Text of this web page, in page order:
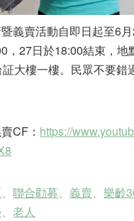
義賣活動自即日起至6
，27日於18:00結束，地
大樓一樓。民眾不要錯
CF： https://
、聯合勸募、義賣、樂齡
、老人